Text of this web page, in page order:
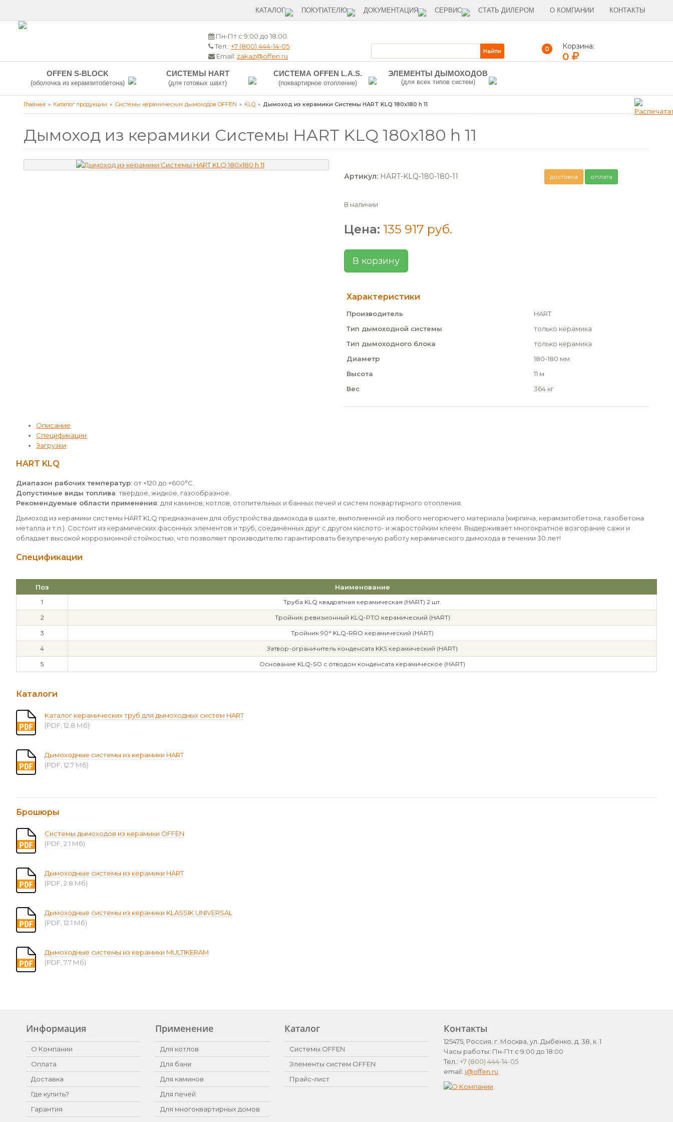
КАТАЛОГ ПОКУПАТЕЛЮ ДОКУМЕНТАЦИЯ СЕРВИС СТАТЬ ДИЛЕРОМ О КОМПАНИИ КОНТАКТЫ
Пн-Пт с 9:00 до 18:00
Тел.:+7 (800) 444-14-05
Email: zakaz@offen.ru
0 Корзина:
0
OFFEN S-BLOCK
(оболочка из керамзитобетона)
СИСТЕМЫ HART
(для готовых шахт)
СИСТЕМА OFFEN L.A.S.
(поквартирное отопление)
ЭЛЕМЕНТЫ ДЫМОХОДОВ
(для всех типов систем)
Главная Каталог продукции Системы керамических дымоходов OFFEN KLQ Дымоход из керамики Системы HART KLQ 180x180 h 11
Дымоход из керамики Системы HART KLQ 180x180 h 11
Артикул: HART-KLQ-180-180-11 доставка оплата
В наличии
Цена: 135 917 руб.
В корзину
Характеристики
Производитель
HART
Тип дымоходной системы
только керамика
Тип дымоходного блока
только керамика
Диаметр
180-180 мм
Высота
11 м
Вес
364 кг
Описание
Спецификации
Загрузки
HART KLQ
Диапазон рабочих температур: от +120 до +600°С.
Допустимые виды топлива: твёрдое, жидкое, газообразное.
Рекомендуемые области применения: для каминов, котлов, отопительных и банных печей и систем поквартирного отопления.
Дымоход из керамики системы HART KLQ предназначен для обустройства дымохода в шахте, выполненной из любого негорючего материала (кирпича, керамзитобетона, газобетона
металла и т.п.). Состоит из керамических фасонных элементов и труб, соединённых друг с другом кислото- и жаростойким клеем. Выдерживает многократное возгорание сажи и
обладает высокой коррозионной стойкостью, что позволяет производителю гарантировать безупречную работу керамического дымохода в течении 30 лет!
Спецификации
Поз Наименование
1 Труба KLQ квадратная керамическая (HART) 2 шт.
2 Тройник ревизионный KLQ-PTO керамический (HART)
3 Тройник 90° KLQ-RRO керамический (HART)
4 Затвор-ограничитель конденсата KKS керамический (HART)
5 Основание KLQ-SO с отводом конденсата керамическое (HART)
Каталоги
Каталог керамических труб для дымоходных систем HART
(PDF, 12.8 Мб)
Дымоходные системы из керамики HART
(PDF, 12.7 Мб)
Брошюры
Системы дымоходов из керамики OFFEN
(PDF, 2.1 Мб)
Дымоходные системы из керамики HART
(PDF, 2.8 Мб)
Дымоходные системы из керамики KLASSIK UNIVERSAL
(PDF, 12.1 Мб)
Дымоходные системы из керамики MULTIKERAM
(PDF, 7.7 Мб)
Информация
О Компании
Оплата
Доставка
Где купить?
Гарантия
Применение
Для котлов
Для бани
Для каминов
Для печей
Для многоквартирных домов
Каталог
Системы OFFEN
Элементы систем OFFEN
Прайс-лист
Контакты
125475, Россия, г. Москва, ул. Дыбенко, д. 38, к. 1
Часы работы: Пн-Пт с 9:00 до 18:00
Тел.: +7 (800) 444-14-05
email: i@offen.ru